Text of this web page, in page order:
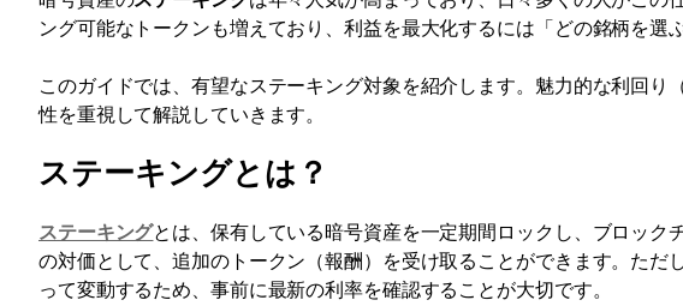
ング可能なトークンも増えており、利益を最大化するには「どの銘柄を選
このガイドでは、有望なステーキング対象を紹介します。魅力的な利回
性を重視して解説していきます。
ステーキングとは？
ステーキングとは、保有している暗号資産を一定期間ロックし、ブロッ
の対価として、追加のトークン（報酬）を受け取ることができます。た
って変動するため、事前に最新の利率を確認することが大切です。